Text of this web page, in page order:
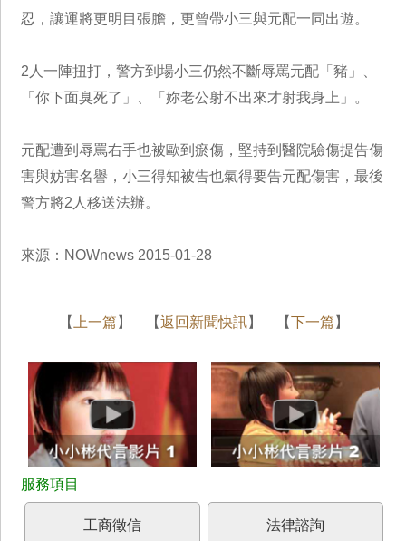
忍，讓運將更明目張膽，更曾帶小三與元配一同出遊。
2人一陣扭打，警方到場小三仍然不斷辱罵元配「豬」、
「你下面臭死了」、「妳老公射不出來才射我身上」。
元配遭到辱罵右手也被歐到瘀傷，堅持到醫院驗傷提告傷
害與妨害名譽，小三得知被告也氣得要告元配傷害，最後
警方將2人移送法辦。
來源：NOWnews 2015-01-28
【 上一篇 】 【返回新聞快訊】 【下一篇 】
工商徵信 法律諮詢